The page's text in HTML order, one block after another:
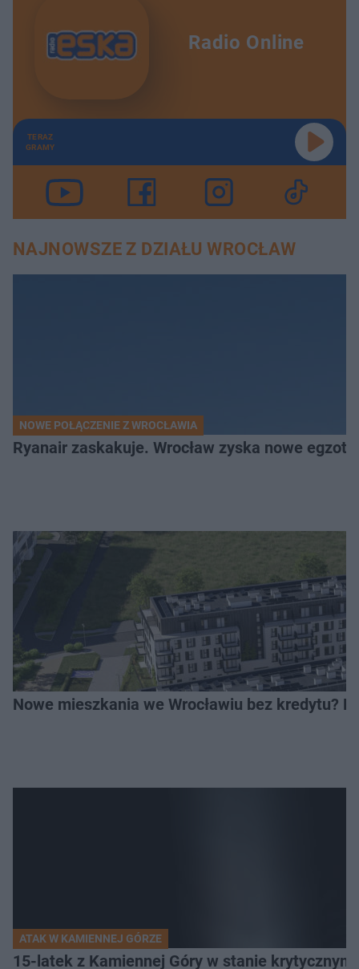
Radio Online
TERAZ
GRAMY
NAJNOWSZE Z DZIAŁU WROCŁAW
NOWE POŁĄCZENIE Z WROCŁAWIA
Ryanair zaskakuje. Wrocław zyska nowe
Nowe mieszkania we Wrocławiu bez kredytu?
ATAK W KAMIENNEJ GÓRZE
15-latek z Kamiennej Góry w stanie